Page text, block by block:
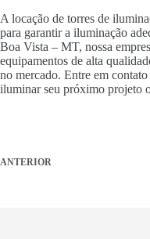
A locação de torres de
para garantir a iluminação
Boa Vista – MT, nossa
equipamentos de alta
no mercado. Entre em
iluminar seu próximo projeto
ANTERIOR